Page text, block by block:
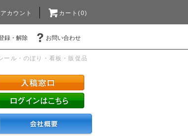
アカウント カート(0)
録・解除 お問い合わせ
ール・のぼり・看板・販促品